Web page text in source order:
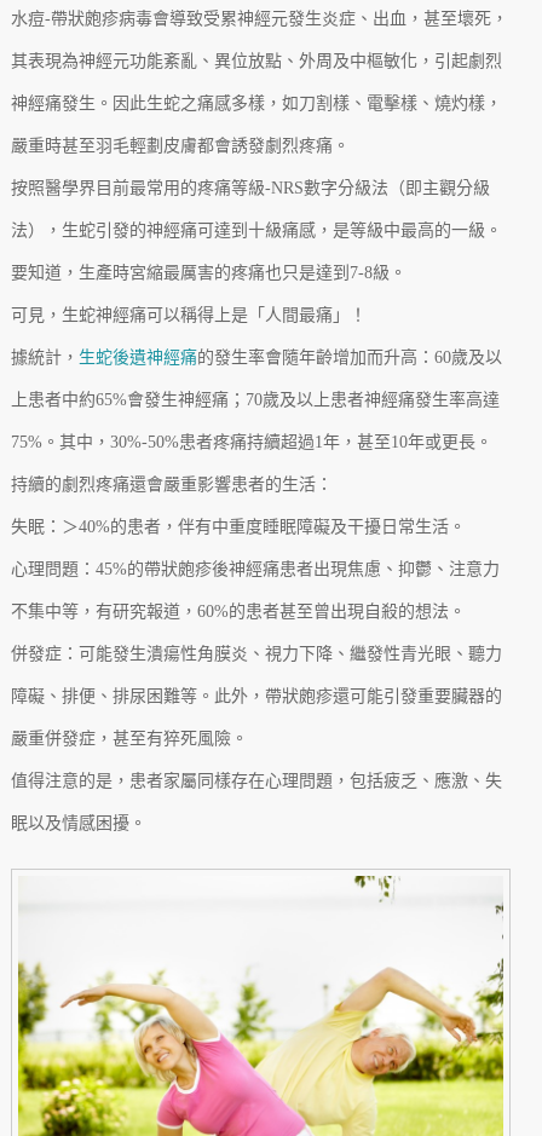
水痘-帶狀皰疹病毒會導致受累神經元發生炎症、出血，甚至壞死，
其表現為神經元功能紊亂、異位放點、外周及中樞敏化，引起劇烈
神經痛發生。因此生蛇之痛感多樣，如刀割樣、電擊樣、燒灼樣，
嚴重時甚至羽毛輕劃皮膚都會誘發劇烈疼痛。
按照醫學界目前最常用的疼痛等級-NRS數字分級法（即主觀分級
法），生蛇引發的神經痛可達到十級痛感，是等級中最高的一級。
要知道，生產時宮縮最厲害的疼痛也只是達到7-8級。
可見，生蛇神經痛可以稱得上是「人間最痛」！
據統計， 生蛇後遺神經痛的發生率會隨年齡增加而升高：60歲及以
上患者中約65%會發生神經痛；70歲及以上患者神經痛發生率高達
75%。其中，30%-50%患者疼痛持續超過1年，甚至10年或更長。
持續的劇烈疼痛還會嚴重影響患者的生活：
失眠：＞40%的患者，伴有中重度睡眠障礙及干擾日常生活。
心理問題：45%的帶狀皰疹後神經痛患者出現焦慮、抑鬱、注意力
不集中等，有研究報道，60%的患者甚至曾出現自殺的想法。
併發症：可能發生潰瘍性角膜炎、視力下降、繼發性青光眼、聽力
障礙、排便、排尿困難等。此外，帶狀皰疹還可能引發重要臟器的
嚴重併發症，甚至有猝死風險。
值得注意的是，患者家屬同樣存在心理問題，包括疲乏、應激、失
眠以及情感困擾。